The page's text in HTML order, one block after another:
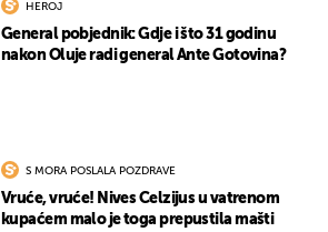
HEROJ
General pobjednik: Gdje i što 31 godinu
nakon Oluje radi general Ante Gotovina?
S MORA POSLALA POZDRAVE
Vruće, vruće! Nives Celzijus u vatrenom
kupaćem malo je toga prepustila mašti